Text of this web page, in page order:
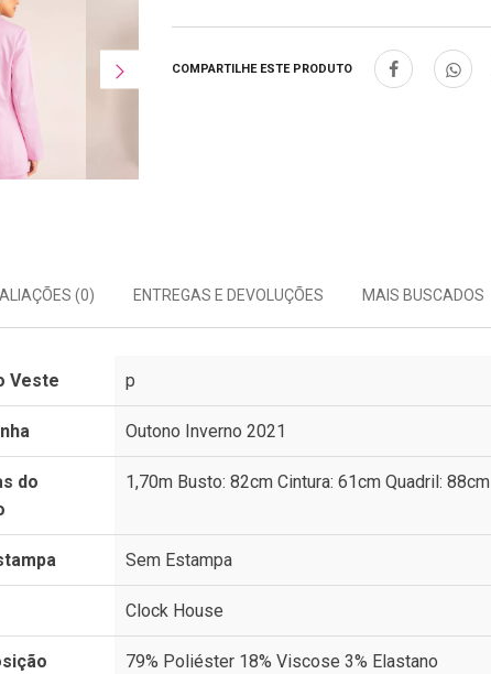
COMPARTILHE ESTE PRODUTO
(0) ENTREGAS E DEVOLUÇÕES MAIS BUSCADOS
Veste p
Outono Inverno 2021
do
1,70m Busto: 82cm Cintura: 61cm Quadril: 88cm
Sem Estampa
Clock House
79% Poliéster 18% Viscose 3% Elastano